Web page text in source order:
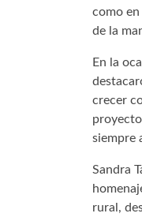
como
de la
En la
crecer
siempre
Sandra
rural,